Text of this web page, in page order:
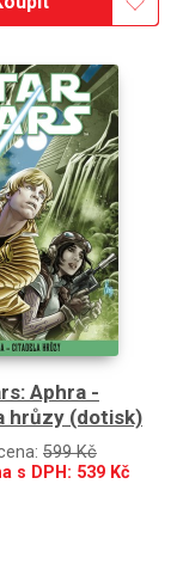
Aphra -
hrůzy (dotisk)
599 Kč
s DPH: 539 Kč